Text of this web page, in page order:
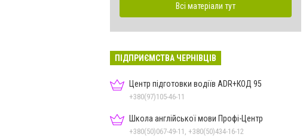
Всі матеріали тут
ПІДПРИЄМСТВА ЧЕРНІВЦІВ
Центр підготовки водіїв ADR+КОД 95
+380(97)105-46-11
Школа англійської мови Профі-Центр
+380(50)067-49-11, +380(50)434-16-12